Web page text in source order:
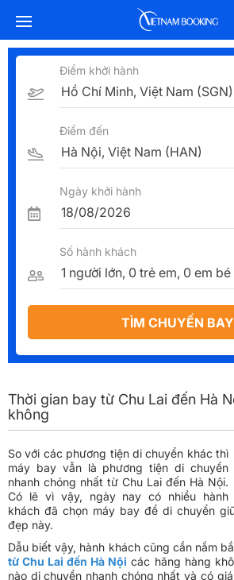
Điểm khởi hành
Điểm đến
Ngày khởi hành
Số hành khách
TÌM CHUYẾN BAY
Thời gian bay từ Chu Lai đến Hà
không
So với các phương tiện di chuyển khác thì
máy bay vẫn là phương tiện di chuyển
nhanh chóng nhất từ Chu Lai đến Hà Nội.
Có lẽ vì vậy, ngày nay có nhiều hành
khách đã chọn máy bay để di chuyển
đẹp này.
Dẫu biết vậy, hành khách cũng cần nắm
từ Chu Lai đến Hà Nội các hãng hàng
nào di chuyển nhanh chóng nhất và có